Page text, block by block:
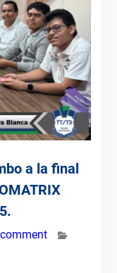
a la final